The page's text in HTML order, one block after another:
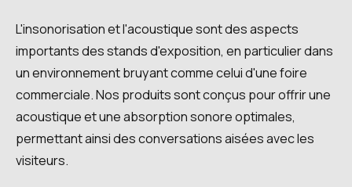
L'insonorisation et l'acoustique sont des aspects
importants des stands d'exposition, en particulier dans
un environnement bruyant comme celui d'une foire
commerciale. Nos produits sont conçus pour offrir une
acoustique et une absorption sonore optimales,
permettant ainsi des conversations aisées avec les
visiteurs.